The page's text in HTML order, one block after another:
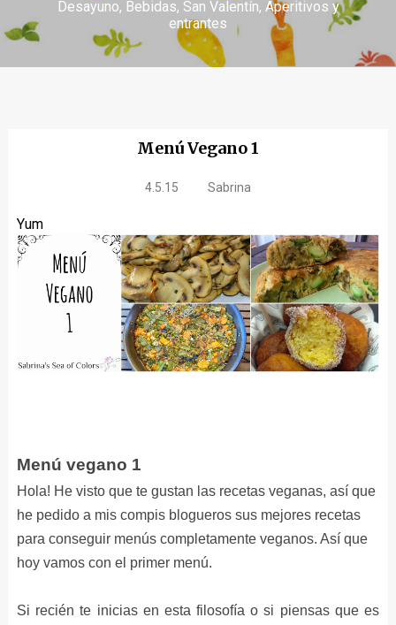
Desayuno Bebidas San Valentín Aperitivos y
entrantes
Menú Vegano 1
4.5.15 Sabrina
Yum
Menú vegano 1
Hola! He visto que te gustan las recetas veganas, así que
he pedido a mis compis blogueros sus mejores recetas
para conseguir menús completamente veganos. Así que
hoy vamos con el primer menú.
Si recién te inicias en esta filosofía o si piensas que es